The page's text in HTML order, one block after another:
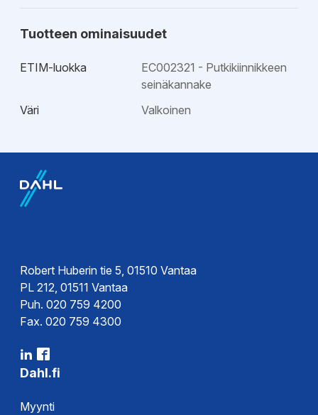
Tuotteen ominaisuudet
ETIM-luokka
EC002321 - Putkikiinnikkeen
seinäkannake
Väri
Valkoinen
Asennusohje
Robert Huberin tie 5, 01510 Vantaa
PL 212, 01511 Vantaa
Puh. 020 759 4200
Fax. 020 759 4300
Dahl.fi
Myynti